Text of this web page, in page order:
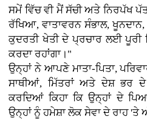
ਸਮੇਂ ਵਿੱਚ ਵੀ ਮੈਂ ਸੱਚੀ ਅਤੇ ਨਿਰਪੱਖ
ਰੱਖਿਆ, ਵਾਤਾਵਰਨ ਸੰਭਾਲ,
ਕੁਦਰਤੀ ਖੇਤੀ ਦੇ ਪ੍ਰਚਾਰ ਲਈ
ਕਰਦਾ ਰਹਾਂਗਾ।"
ਉਨ੍ਹਾਂ ਨੇ ਆਪਣੇ ਮਾਤਾ-ਪਿਤਾ,
ਸਾਥੀਆਂ, ਮਿੱਤਰਾਂ ਅਤੇ ਦੇਸ਼ ਭਰ ਦੇ
ਕਰਦਿਆਂ ਕਿਹਾ ਕਿ ਉਨ੍ਹਾਂ ਦੇ
ਉਨ੍ਹਾਂ ਨੂੰ ਹਮੇਸ਼ਾ ਲੋਕ ਸੇਵਾ ਦੇ ਰਾਹ 'ਤੇ